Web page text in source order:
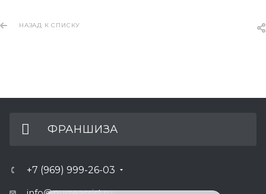
НАЗАД К СПИСКУ
ФРАНШИЗА
+7 (969) 999-26-03